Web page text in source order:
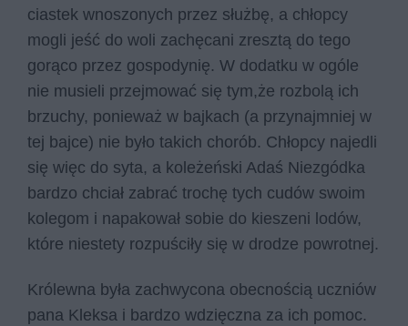
ciastek wnoszonych przez służbę, a chłopcy
mogli jeść do woli zachęcani zresztą do tego
gorąco przez gospodynię. W dodatku w ogóle
nie musieli przejmować się tym,że rozbolą ich
brzuchy, ponieważ w bajkach (a przynajmniej w
tej bajce) nie było takich chorób. Chłopcy najedli
się więc do syta, a koleżeński Adaś Niezgódka
bardzo chciał zabrać trochę tych cudów swoim
kolegom i napakował sobie do kieszeni lodów,
które niestety rozpuściły się w drodze powrotnej.
Królewna była zachwycona obecnością uczniów
pana Kleksa i bardzo wdzięczna za ich pomoc.